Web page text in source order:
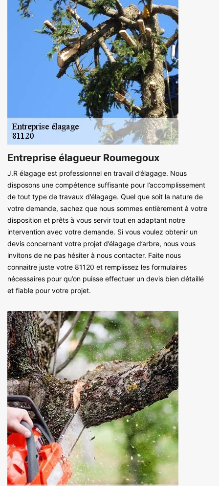
Entreprise élagueur Roumegoux
J.R élagage est professionnel en travail d’élagage. Nous
disposons une compétence suffisante pour l’accomplissement
de tout type de travaux d’élagage. Quel que soit la nature de
votre demande, sachez que nous sommes entièrement à votre
disposition et prêts à vous servir tout en adaptant notre
intervention avec votre demande. Si vous voulez obtenir un
devis concernant votre projet d’élagage d’arbre, nous vous
invitons de ne pas hésiter à nous contacter. Faite nous
connaitre juste votre 81120 et remplissez les formulaires
nécessaires pour qu’on puisse effectuer un devis bien détaillé
et fiable pour votre projet.